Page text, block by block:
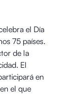
el Día
75 países.
de la
El
en
el que